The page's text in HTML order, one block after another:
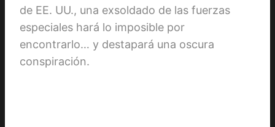
de EE. UU., una exsoldado de las fuerzas
especiales hará lo imposible por
encontrarlo… y destapará una oscura
conspiración.